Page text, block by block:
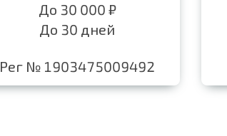
До 30 000 ₽
До 30 дней
Рег № 1903475009492